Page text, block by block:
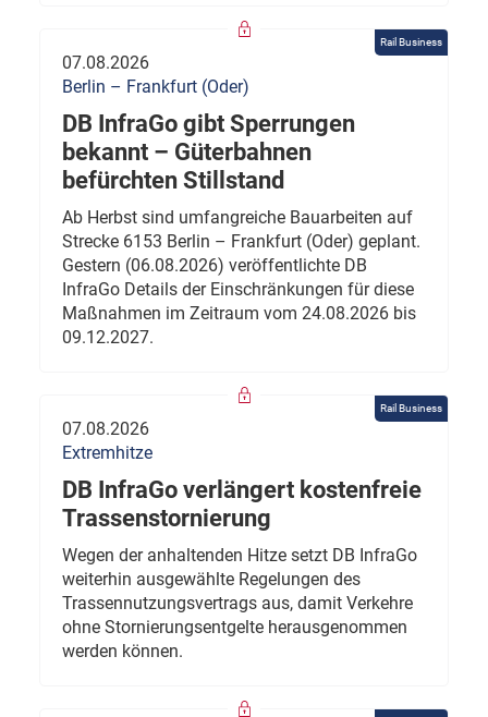
Rail Business
07.08.2026
Berlin – Frankfurt (Oder)
DB InfraGo gibt Sperrungen
bekannt – Güterbahnen
befürchten Stillstand
Ab Herbst sind umfangreiche Bauarbeiten auf
Strecke 6153 Berlin – Frankfurt (Oder) geplant.
Gestern (06.08.2026) veröffentlichte DB
InfraGo Details der Einschränkungen für diese
Maßnahmen im Zeitraum vom 24.08.2026 bis
09.12.2027.
Rail Business
07.08.2026
Extremhitze
DB InfraGo verlängert kostenfreie
Trassenstornierung
Wegen der anhaltenden Hitze setzt DB InfraGo
weiterhin ausgewählte Regelungen des
Trassennutzungsvertrags aus, damit Verkehre
ohne Stornierungsentgelte herausgenommen
werden können.